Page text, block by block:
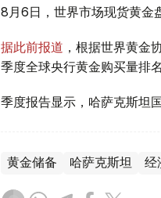
8月6日，世界市场现货黄金
据此前报道 ，根据世界黄
季度全球央行黄金购买量排
季度报告显示，哈萨克斯坦
黄金储备 哈萨克斯坦 经